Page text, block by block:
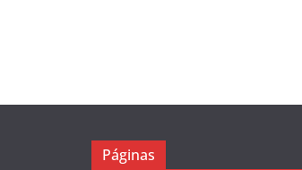
Páginas